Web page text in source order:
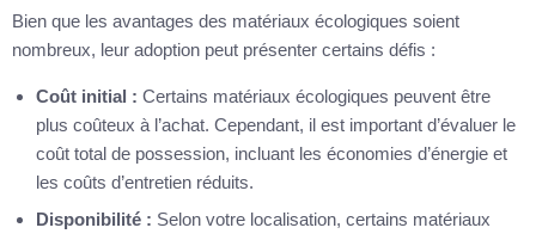
Bien que les avantages des matériaux écologiques soient
nombreux, leur adoption peut présenter certains défis :
Coût initial : Certains matériaux écologiques peuvent être
plus coûteux à l’achat. Cependant, il est important d’évaluer le
coût total de possession, incluant les économies d’énergie et
les coûts d’entretien réduits.
Disponibilité : Selon votre localisation, certains matériaux